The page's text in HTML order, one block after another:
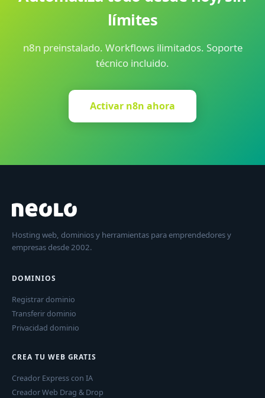
límites
n8n preinstalado. Workflows ilimitados. Soporte
técnico incluido.
Activar n8n ahora
Hosting web, dominios y herramientas para emprendedores y
empresas desde 2002.
DOMINIOS
Registrar dominio
Transferir dominio
Privacidad dominio
CREA TU WEB GRATIS
Creador Express con IA
Creador Web Drag & Drop